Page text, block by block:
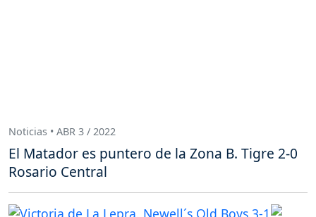
Noticias • ABR 3 / 2022
El Matador es puntero de la Zona B. Tigre 2-0
Rosario Central